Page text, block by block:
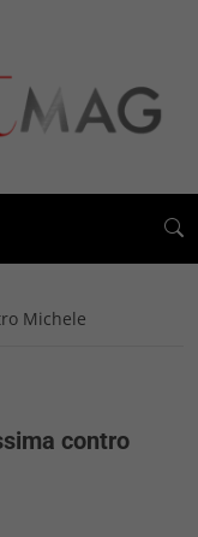
Michele
contro